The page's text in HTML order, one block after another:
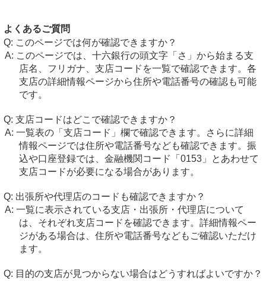
よくあるご質問
このページでは何が確認できますか？
このページでは、十六銀行の頭文字「さ」から始まる支
店名、フリガナ、支店コードを一覧で確認できます。各
支店の詳細情報ページから住所や電話番号の確認も可能
です。
支店コードはどこで確認できますか？
一覧表の「支店コード」欄で確認できます。さらに詳細
情報ページでは住所や電話番号なども確認できます。振
込や口座登録では、金融機関コード「0153」とあわせて
支店コードが必要になる場合があります。
出張所や代理店のコードも確認できますか？
一覧に表示されている支店・出張所・代理店について
は、それぞれ支店コードを確認できます。詳細情報ペー
ジがある場合は、住所や電話番号などもご確認いただけ
ます。
目的の支店が見つからない場合はどうすればよいですか？